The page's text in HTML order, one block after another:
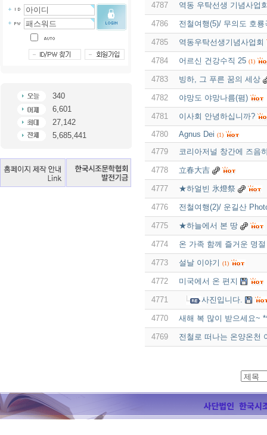
340
6,601
27,142
5,685,441
4787 역동 우탁선생 기념사업
4786 전철여행(5)/ 무의도 호
4785 역동우탁선생기념사업회
4784 어르신 건강수직 25 (1)
4783 빙하, 그 푸른 꿈의 세상
4782 야망도 야망나름(폄)
4781
이사회 안녕하십니까?
4780
Agnus Dei (1)
4779 코리아저널 창간에 즈음
4778 立春大吉
4777 ★하얼빈 氷燈祭
4776 전철여행(2)/ 운길산
4775 ★하늘에서 본 땅
4774 온 가족 함께 즐거운 명
4773 설날 이야기 (1)
4772 미국에서 온 편지
4771 사진입니다.
4770 새해 복 많이 받으세요~
4769 전철로 떠나는 온양온천